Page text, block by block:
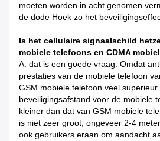
moeten worden in acht genomen
de dode Hoek zo het
Is het cellulaire signaalschild
mobiele telefoons en CDMA
A: dat is een goede vraag. Omdat
prestaties van de mobiele telefoon
GSM mobiele telefoon veel
beveiligingsafstand voor de mobiele
kleiner dan dat van GSM mobiele
is niet zeer groot, ongeveer 2-4
ook gebruikers eraan om aandacht